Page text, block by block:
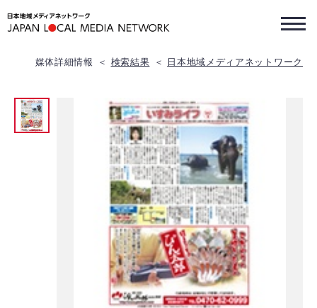
日本地域メディアネットワーク
検索結果
媒体詳細情報